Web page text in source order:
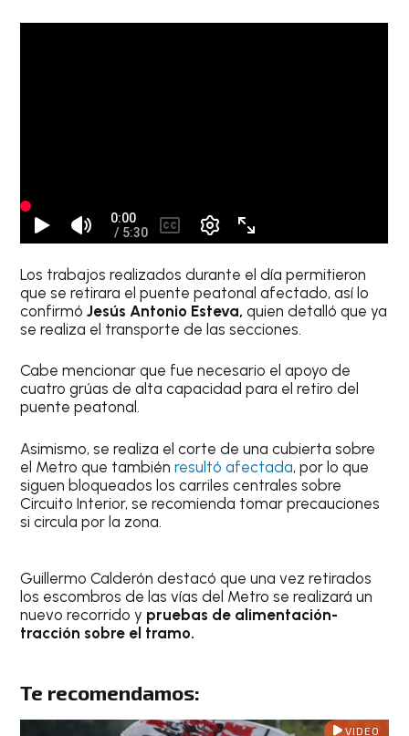
Los trabajos realizados durante el día permitieron
que se retirara el puente peatonal afectado, así lo
confirmóJesús Antonio Esteva,quien detalló que ya
se realiza el transporte de las secciones.
Cabe mencionar que fue necesario el apoyo de
cuatro grúas de alta capacidad para el retiro del
puente peatonal.
Asimismo, se realiza el corte de una cubierta sobre
el Metro que tambiénresultó afectada, por lo que
siguen bloqueados los carriles centrales sobre
Circuito Interior, se recomienda tomar precauciones
si circula por la zona.
Guillermo Calderón destacó que una vez retirados
los escombros de las vías del Metro se realizará un
nuevo recorrido y pruebas de alimentación-
tracción sobre el tramo.
Te recomendamos:
VIDEO